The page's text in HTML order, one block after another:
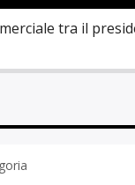
tra il